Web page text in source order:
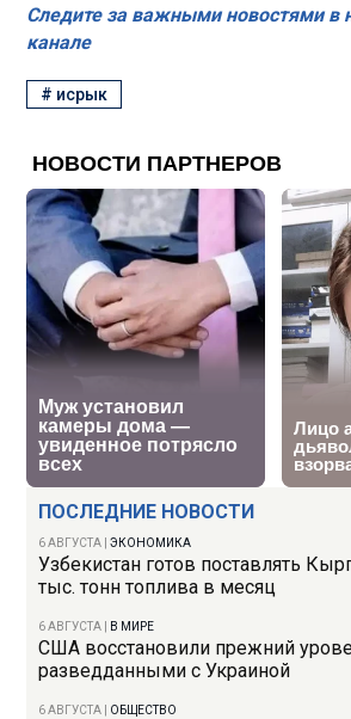
ПОСЛЕДНИЕ НОВОСТИ
6 АВГУСТА |ЭКОНОМИКА
Узбекистан готов поставлять
тыс. тонн топлива в месяц
6 АВГУСТА В МИРЕ
США восстановили прежний
разведданными с Украиной
6 АВГУСТА ОБЩЕСТВО
Следите за важными новостями в
канале
# исрык